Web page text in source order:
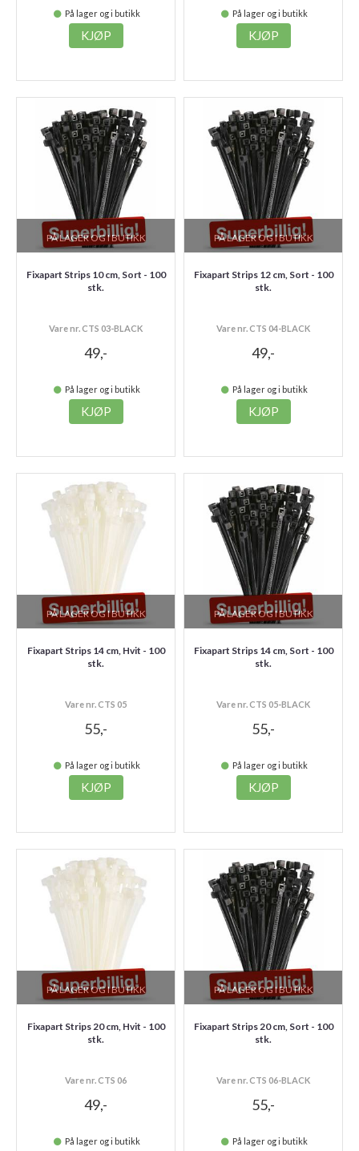
På lager og i butikk
KJØP
På lager og i butikk
KJØP
PÅ LAGER OG I BUTIKK
Fixapart Strips 10 cm, Sort - 100
stk.
Vare nr. CTS 03-BLACK
49,-
På lager og i butikk
KJØP
PÅ LAGER OG I BUTIKK
Fixapart Strips 12 cm, Sort - 100
stk.
Vare nr. CTS 04-BLACK
49,-
På lager og i butikk
KJØP
PÅ LAGER OG I BUTIKK
Fixapart Strips 14 cm, Hvit - 100
stk.
Vare nr. CTS 05
55,-
På lager og i butikk
KJØP
PÅ LAGER OG I BUTIKK
Fixapart Strips 14 cm, Sort - 100
stk.
Vare nr. CTS 05-BLACK
55,-
På lager og i butikk
KJØP
PÅ LAGER OG I BUTIKK
Fixapart Strips 20 cm, Hvit - 100
stk.
Vare nr. CTS 06
49,-
På lager og i butikk
PÅ LAGER OG I BUTIKK
Fixapart Strips 20 cm, Sort - 100
stk.
Vare nr. CTS 06-BLACK
55,-
På lager og i butikk